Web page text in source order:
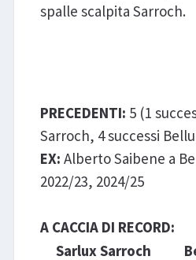
spalle scalpita Sarroch.
PRECEDENTI: 5 (1
Sarroch, 4 successi
EX: Alberto Saibene a
2022/23, 2024/25
A CACCIA DI RECORD:
Sarlux Sarroch